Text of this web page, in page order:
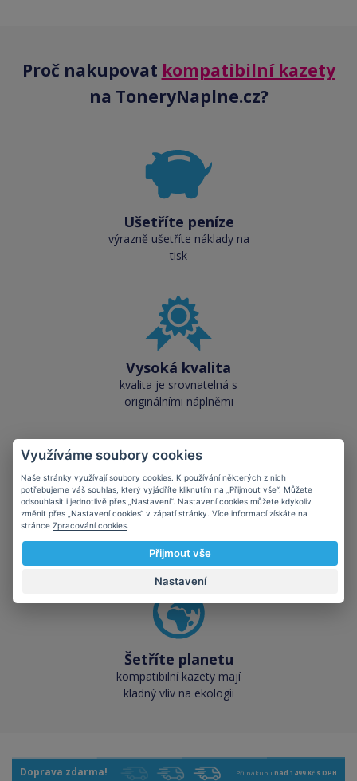
Proč nakupovat kompatibilní kazety
na ToneryNaplne.cz?
Ušetříte peníze
výrazně ušetříte náklady na
tisk
Vysoká kvalita
kvalita je srovnatelná s
originálními náplněmi
Skladem téměř vše
přes 50 000 skladových
zásob pro okamžitý odběr
Šetříte planetu
kompatibilní kazety mají
kladný vliv na ekologii
Doprava zdarma! Při nákupu nad 1499 Kč s DPH
Využíváme soubory cookies
Naše stránky využívají soubory cookies. K používání některých z nich
potřebujeme váš souhlas, který vyjádříte kliknutím na „Přijmout vše“. Můžete
odsouhlasit i jednotlivě přes „Nastavení“. Nastavení cookies můžete kdykoliv
změnit přes „Nastavení cookies“ v zápatí stránky. Více informací získáte na
stránce Zpracování cookies.
Přijmout vše
Nastavení